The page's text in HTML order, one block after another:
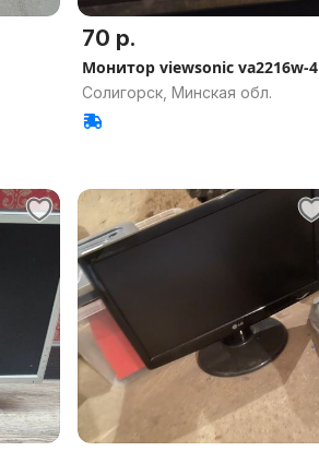
70 р.
Монитор viewsonic va2216w-4
Солигорск, Минская обл.